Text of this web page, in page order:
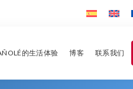
的生活体验 博客 联系我们